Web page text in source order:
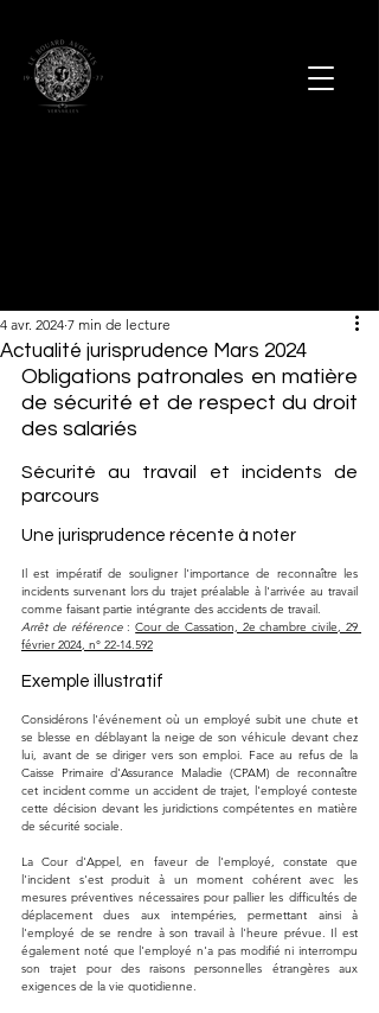
Actualité jurisprudence Mars 2024
4 avr. 2024 7 min de lecture
Obligations patronales en matière
de sécurité et de respect du droit
des salariés
Sécurité au travail et incidents de
parcours
Une jurisprudence récente à noter
Il est impératif de souligner l'importance de reconnaître les
incidents survenant lors du trajet préalable à l'arrivée au travail
comme faisant partie intégrante des accidents de travail.
Arrêt de référence : Cour de Cassation, 2e chambre civile, 29
février 2024, n° 22-14.592
Exemple illustratif
Considérons l'événement où un employé subit une chute et
se blesse en déblayant la neige de son véhicule devant chez
lui, avant de se diriger vers son emploi. Face au refus de la
Caisse Primaire d'Assurance Maladie (CPAM) de reconnaître
cet incident comme un accident de trajet, l'employé conteste
cette décision devant les juridictions compétentes en matière
de sécurité sociale.
La Cour d'Appel, en faveur de l'employé, constate que
l'incident s'est produit à un moment cohérent avec les
mesures préventives nécessaires pour pallier les difficultés de
déplacement dues aux intempéries, permettant ainsi à
l'employé de se rendre à son travail à l'heure prévue. Il est
également noté que l'employé n'a pas modifié ni interrompu
son trajet pour des raisons personnelles étrangères aux
exigences de la vie quotidienne.